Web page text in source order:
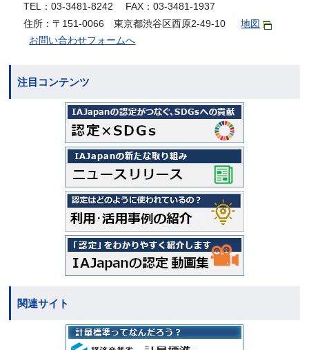
TEL：03-3481-8242 FAX：03-3481-1937
住所：〒151-0066 東京都渋谷区西原2-49-10
地図
お問い合わせフォームへ
注目コンテンツ
関連サイト